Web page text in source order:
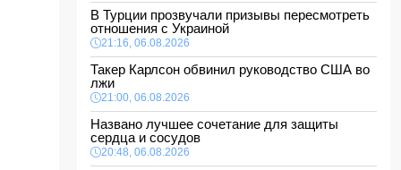
В Турции прозвучали призывы пересмотреть
отношения с Украиной
21:16, 06.08.2026
Такер Карлсон обвинил руководство США во
лжи
21:00, 06.08.2026
Названо лучшее сочетание для защиты
сердца и сосудов
20:48, 06.08.2026